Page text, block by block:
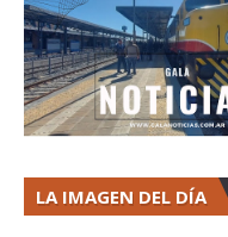
LA IMAGEN DEL DÍA